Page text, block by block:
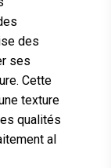
des
ses
Cette
texture
qualités
al